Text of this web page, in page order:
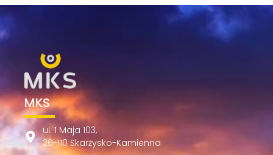
MKS
ul. 1 Maja 103,
26-110 Skarżysko-Kamienna